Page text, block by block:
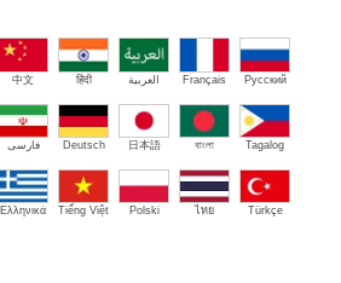
中文 हिंदी العربية Français Русский
فارسی Deutsch 日本語 বাংলা Tagalog
Ελληνικά Tiếng Việt Polski ไทย Türkçe